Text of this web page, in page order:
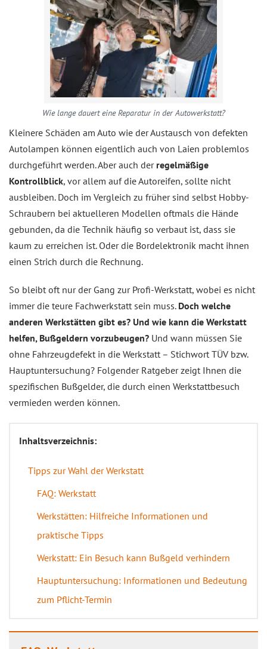
Wie lange dauert eine Reparatur in der Autowerkstatt?
Kleinere Schäden am Auto wie der Austausch von defekten
Autolampen können eigentlich auch von Laien problemlos
durchgeführt werden. Aber auch der regelmäßige
Kontrollblick, vor allem auf die Autoreifen, sollte nicht
ausbleiben. Doch im Vergleich zu früher sind selbst Hobby-
Schraubern bei aktuelleren Modellen oftmals die Hände
gebunden, da die Technik häufig so verbaut ist, dass sie
kaum zu erreichen ist. Oder die Bordelektronik macht ihnen
einen Strich durch die Rechnung.
So bleibt oft nur der Gang zur Profi-Werkstatt, wobei es nicht
immer die teure Fachwerkstatt sein muss. Doch welche
anderen Werkstätten gibt es? Und wie kann die Werkstatt
helfen, Bußgeldern vorzubeugen? Und wann müssen Sie
ohne Fahrzeugdefekt in die Werkstatt – Stichwort TÜV bzw.
Hauptuntersuchung? Folgender Ratgeber zeigt Ihnen die
spezifischen Bußgelder, die durch einen Werkstattbesuch
vermieden werden können.
Inhaltsverzeichnis:
Tipps zur Wahl der Werkstatt
FAQ: Werkstatt
Werkstätten: Hilfreiche Informationen und
praktische Tipps
Werkstatt: Ein Besuch kann Bußgeld verhindern
Hauptuntersuchung: Informationen und Bedeutung
zum Pflicht-Termin